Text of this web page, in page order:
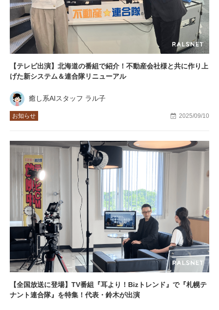
【テレビ出演】北海道の番組で紹介！不動産会社様と共に作り上
げた新システム＆連合隊リニューアル
癒し系AIスタッフ ラル子
お知らせ 2025/09/10
【全国放送に登場】TV番組『耳より！Bizトレンド』で『札幌テ
ナント連合隊』を特集！代表・鈴木が出演